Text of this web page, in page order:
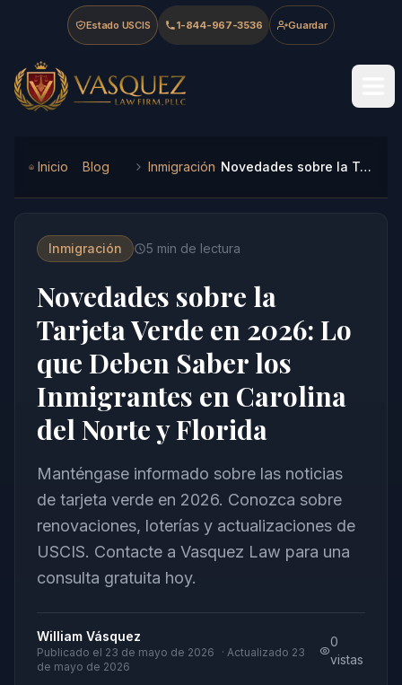
Skip to main content
Skip to navigation
Skip to footer
Estado USCIS 1-844-967-3536 Guardar
Vasquez Law Firm - Home
Inicio Blog Inmigración Novedades sobre la Tarjeta Verde en 2026: Lo que Deben Saber los Inmigrantes en Carolina del Norte y Florida
Inmigración 5 min de lectura
Novedades sobre la
Tarjeta Verde en 2026: Lo
que Deben Saber los
Inmigrantes en Carolina
del Norte y Florida
Manténgase informado sobre las noticias
de tarjeta verde en 2026. Conozca sobre
renovaciones, loterías y actualizaciones de
USCIS. Contacte a Vasquez Law para una
consulta gratuita hoy.
William Vásquez
Publicado el 23 de mayo de 2026 · Actualizado 23
de mayo de 2026
0
vistas